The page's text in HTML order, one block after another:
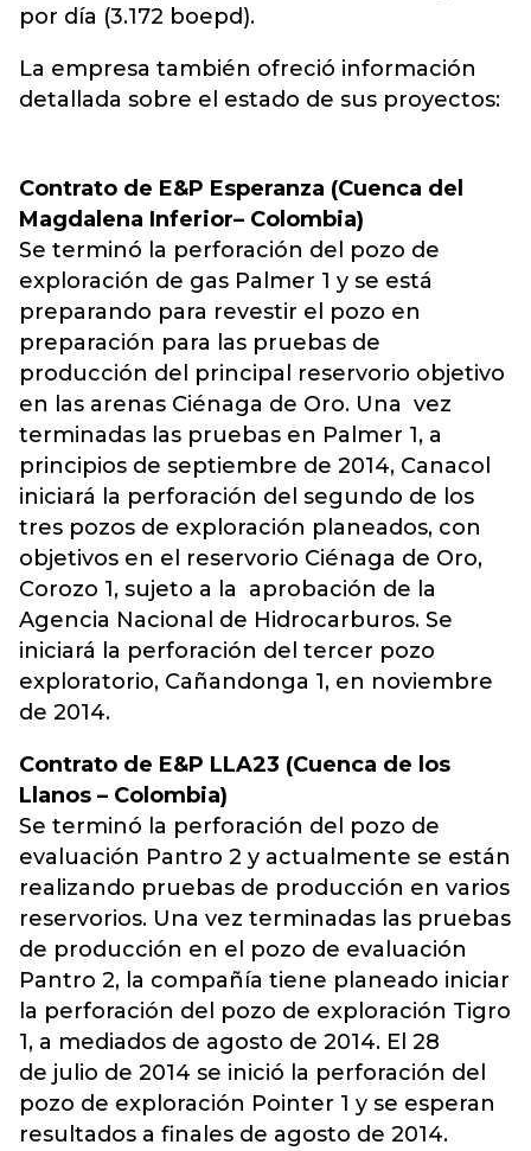
por día (3.172 boepd).
La empresa también ofreció información
detallada sobre el estado de sus proyectos:
Contrato de E&P Esperanza (Cuenca del
Magdalena Inferior– Colombia)
Se terminó la perforación del pozo de
exploración de gas Palmer 1 y se está
preparando para revestir el pozo en
preparación para las pruebas de
producción del principal reservorio objetivo
en las arenas Ciénaga de Oro. Una vez
terminadas las pruebas en Palmer 1, a
principios de septiembre de 2014, Canacol
iniciará la perforación del segundo de los
tres pozos de exploración planeados, con
objetivos en el reservorio Ciénaga de Oro,
Corozo 1, sujeto a la aprobación de la
Agencia Nacional de Hidrocarburos. Se
iniciará la perforación del tercer pozo
exploratorio, Cañandonga 1, en noviembre
de 2014.
Contrato de E&P LLA23 (Cuenca de los
Llanos – Colombia)
Se terminó la perforación del pozo de
evaluación Pantro 2 y actualmente se están
realizando pruebas de producción en varios
reservorios. Una vez terminadas las pruebas
de producción en el pozo de evaluación
Pantro 2, la compañía tiene planeado iniciar
la perforación del pozo de exploración Tigro
1, a mediados de agosto de 2014. El 28
de julio de 2014 se inició la perforación del
pozo de exploración Pointer 1 y se esperan
resultados a finales de agosto de 2014.